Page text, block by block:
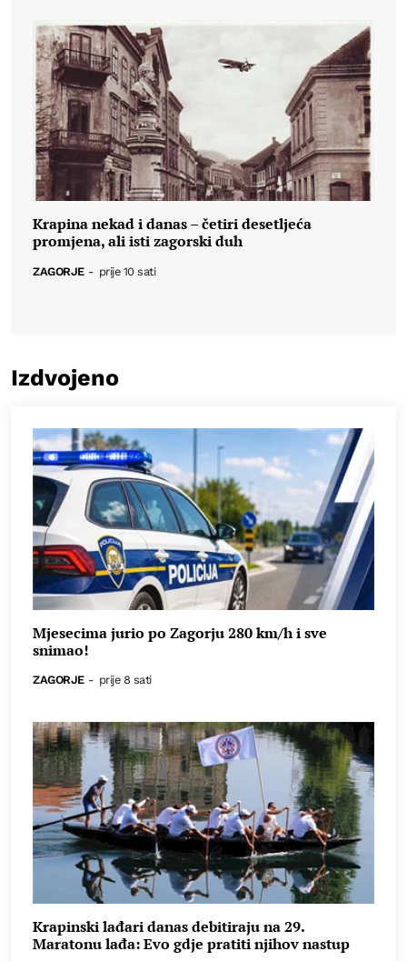
Krapina nekad i danas – četiri desetljeća
promjena, ali isti zagorski duh
ZAGORJE - prije 10 sati
Izdvojeno
Mjesecima jurio po Zagorju 280 km/h i sve
snimao!
ZAGORJE - prije 8 sati
Krapinski lađari danas debitiraju na 29.
Maratonu lađa: Evo gdje pratiti njihov nastup